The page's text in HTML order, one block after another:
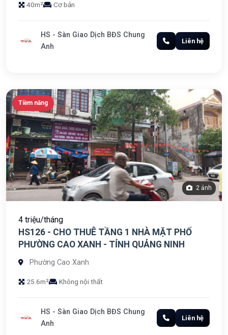
40m² Cơ bản
HS - Sàn Giao Dịch BĐS Chung
Anh
Liên hệ
Tiềm năng
2 ảnh
4 triệu/tháng
HS126 - CHO THUÊ TẦNG 1 NHÀ MẶT PHỐ
PHƯỜNG CAO XANH - TỈNH QUẢNG NINH
Phường Cao Xanh
25.6m² Không nội thất
HS - Sàn Giao Dịch BĐS Chung
Anh
Liên hệ